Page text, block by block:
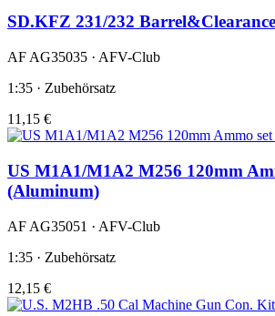
SD.KFZ 231/232
AF AG35035 · AFV-Club
1:35 · Zubehörsatz
11,15 €
US M1A1/M1A2 M256 120mm
(Aluminum)
AF AG35051 · AFV-Club
1:35 · Zubehörsatz
12,15 €